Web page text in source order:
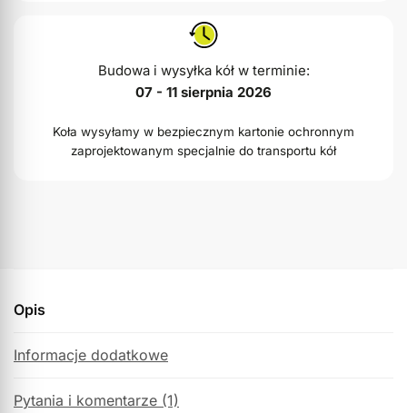
Budowa i wysyłka kół w terminie:
07 - 11 sierpnia 2026
Koła wysyłamy w bezpiecznym kartonie ochronnym
zaprojektowanym specjalnie do transportu kół
Opis
Informacje dodatkowe
Pytania i komentarze (1)